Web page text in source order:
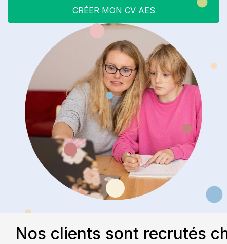
CRÉER MON CV AES
Nos clients sont recrutés